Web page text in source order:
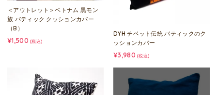
＜アウトレット＞ベトナム 黒モン
族 バティック クッションカバー
（B）
¥1,500 (税込)
DYH チベット伝統 バティックのク
ッションカバー
¥3,980 (税込)